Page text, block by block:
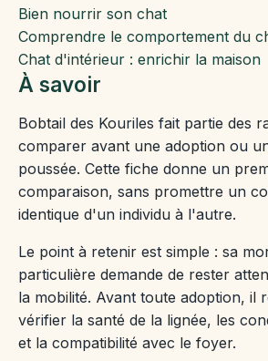
Bien nourrir son chat
Comprendre le comportement du
Chat d'intérieur : enrichir la maison
À savoir
Bobtail des Kouriles fait partie des
comparer avant une adoption ou
poussée. Cette fiche donne un
comparaison, sans promettre un
identique d'un individu à l'autre.
Le point à retenir est simple : sa
particulière demande de rester
la mobilité. Avant toute adoption, il
vérifier la santé de la lignée, les
et la compatibilité avec le foyer.